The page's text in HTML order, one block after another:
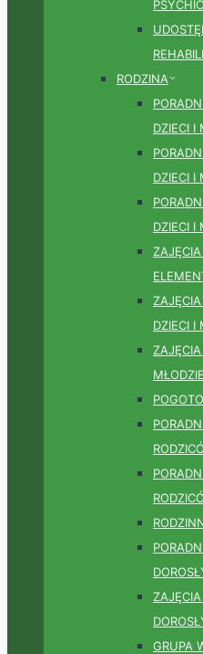
RODZINA
DZIECI I
DZIECI I
DZIECI I
DZIECI I
GRUPA